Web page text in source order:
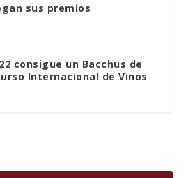
sus premios
consigue un Bacchus de
Internacional de Vinos